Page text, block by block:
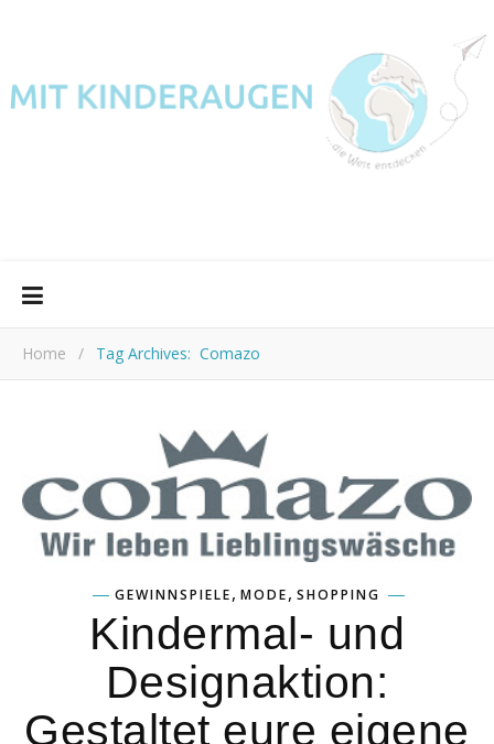
Home / Tag Archives: Comazo
GEWINNSPIELE, MODE, SHOPPING
Kindermal- und
Designaktion:
Gestaltet eure eigene